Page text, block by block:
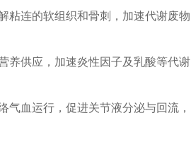
连的软组织和骨刺，加速代谢废物
供应，加速炎性因子及乳酸等代谢
血运行，促进关节液分泌与回流，